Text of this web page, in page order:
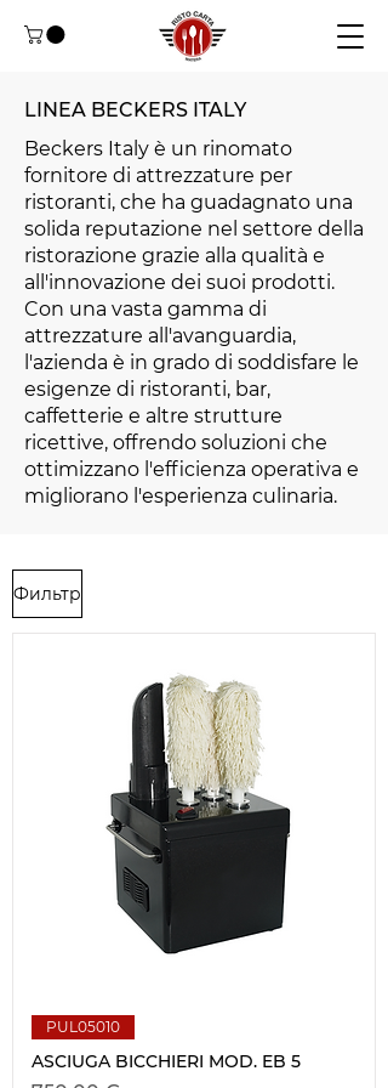
LINEA BECKERS ITALY
Beckers Italy è un rinomato
fornitore di attrezzature per
ristoranti, che ha guadagnato una
solida reputazione nel settore della
ristorazione grazie alla qualità e
all'innovazione dei suoi prodotti.
Con una vasta gamma di
attrezzature all'avanguardia,
l'azienda è in grado di soddisfare le
esigenze di ristoranti, bar,
caffetterie e altre strutture
ricettive, offrendo soluzioni che
ottimizzano l'efficienza operativa e
migliorano l'esperienza culinaria.
Фильтр
PUL05010
ASCIUGA BICCHIERI MOD. EB 5